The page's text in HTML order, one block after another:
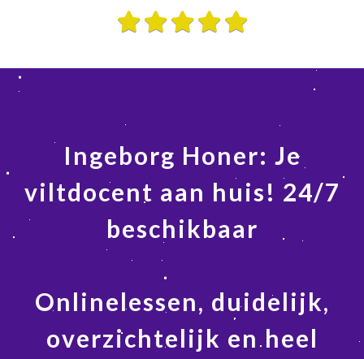
Ingeborg Honer: Je
viltdocent aan huis! 24/7
beschikbaar
Onlinelessen, duidelijk,
overzichtelijk en heel